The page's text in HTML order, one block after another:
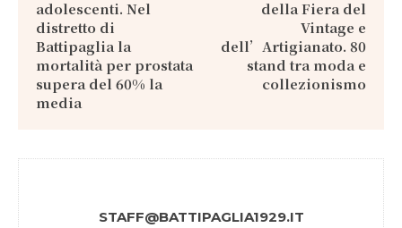
adolescenti. Nel
distretto di
Battipaglia la
mortalità per prostata
supera del 60% la
media
della Fiera del
Vintage e
dell’Artigianato. 80
stand tra moda e
collezionismo
STAFF@BATTIPAGLIA1929.IT